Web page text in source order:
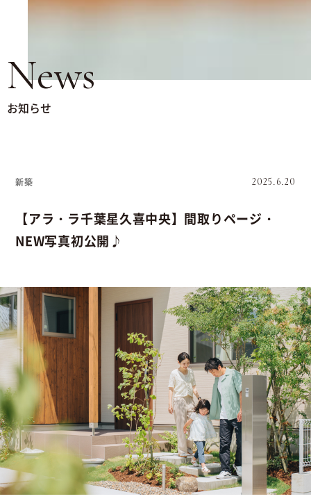
News
お知らせ
新築 2025.6.20
【アラ・ラ千葉星久喜中央】間取りページ・
NEW写真初公開♪